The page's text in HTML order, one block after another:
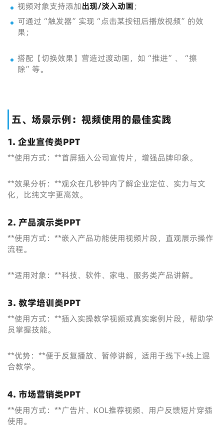
视频对象支持添加出现/淡入动画；
可通过“触发器”实现“点击某按钮后播放视频”的效
果；
搭配【切换效果】营造过渡动画，如“推进”、“擦
除”等。
五、场景示例：视频使用的最佳实践
1. 企业宣传类PPT
**使用方式：**首屏插入公司宣传片，增强品牌印象。
**效果分析：**观众在几秒钟内了解企业定位、实力与文
化，比纯文字更高效。
2. 产品演示类PPT
**使用方式：**嵌入产品功能使用视频片段，直观展示操作
流程。
**适用对象：**科技、软件、家电、服务类产品讲解。
3. 教学培训类PPT
**使用方式：**插入实操教学视频或真实案例片段，帮助学
员掌握技能。
**优势：**便于反复播放、暂停讲解，适用于线下+线上混
合教学。
4. 市场营销类PPT
**使用方式：**广告片、KOL推荐视频、用户反馈短片穿插
使用。